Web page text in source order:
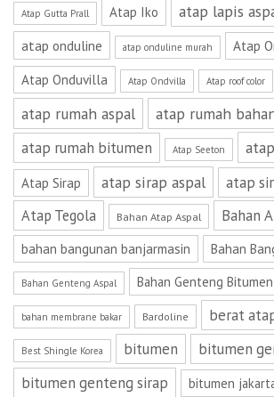
Atap Gutta Prall Atap Iko atap lapis
atap onduline atap onduline murah
Atap
Atap Onduvilla
Atap Ondvilla Atap roof color
atap rumah aspal atap rumah
atap rumah bitumen Atap Seeton
Atap Sirap atap sirap aspal
atap
Atap Tegola
Bahan Atap Aspal Bahan
bahan bangunan banjarmasin Bahan
Bahan Genteng Aspal Bahan Genteng Bitumen
bahan membrane bakar Bardoline berat
Best Shingle Korea bitumen
bitumen
bitumen genteng sirap
bitumen